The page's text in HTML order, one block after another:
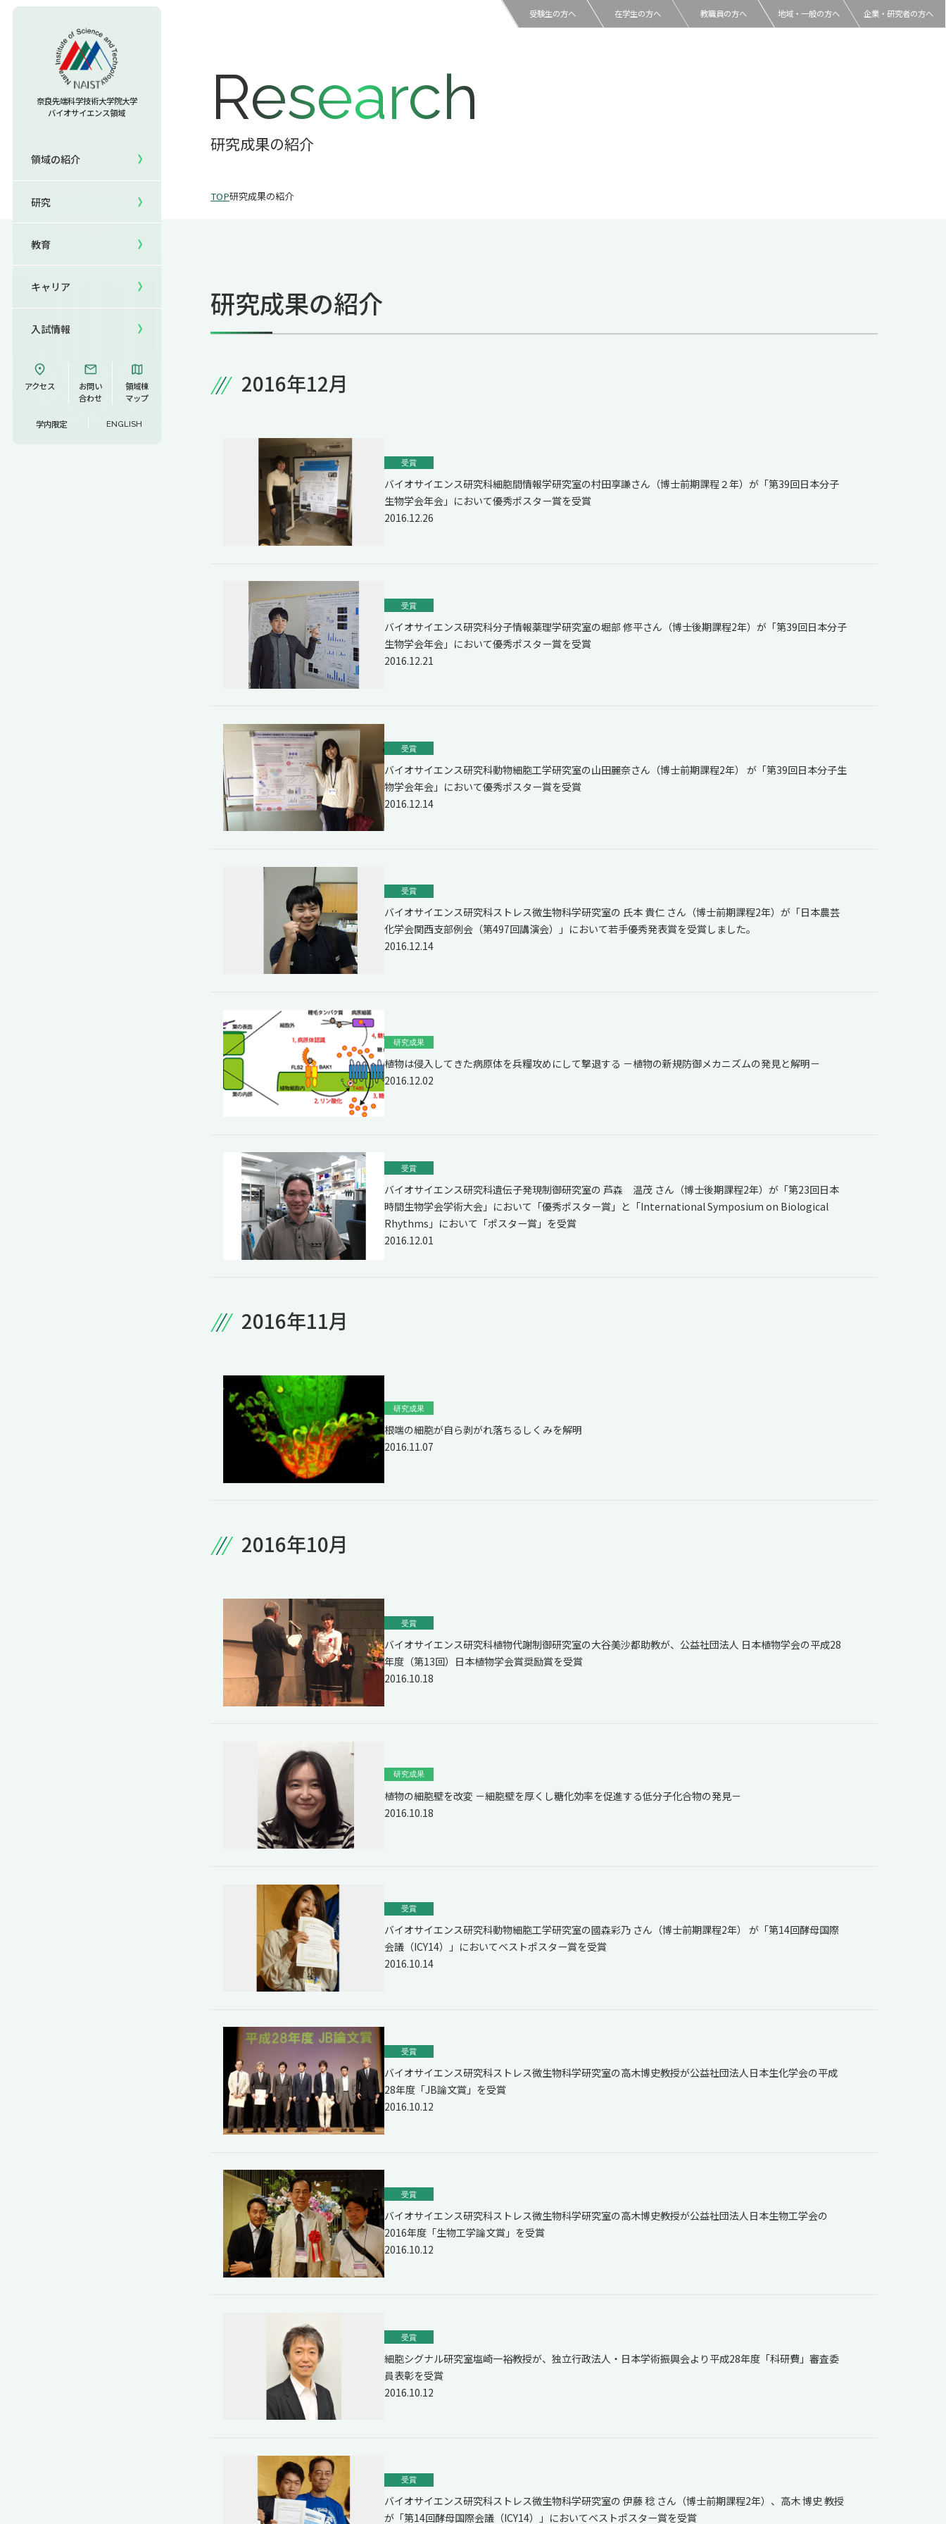
奈良先端科学技術大学院大学
バイオサイエンス領域
領域の紹介
領域長あいさつ
研究
研究TOP
教員一覧
NAIST Edge BIO
教育
研究室への配属
国際学生ワークショップ
UCDオンラインゼミナール
キャリア
就職実績
入試情報
入試情報TOP
研究＆授業
保護者の方へ
アクセス
お問い
合わせ
領域棟
マップ
学内限定 ENGLISH
受験生の方へ 在学生の方へ 教職員の方へ 地域・一般の方へ 企業・研究者の方へ
Research
研究成果の紹介
TOP研究成果の紹介
研究成果の紹介
2016年12月
受賞
バイオサイエンス研究科細胞間情報学研究室の村田享謙さん（博士前期課程２年）が「第39回日本分子
生物学会年会」において優秀ポスター賞を受賞
2016.12.26
受賞
バイオサイエンス研究科分子情報薬理学研究室の堀部 修平さん（博士後期課程2年）が「第39回日本分子
生物学会年会」において優秀ポスター賞を受賞
2016.12.21
受賞
バイオサイエンス研究科動物細胞工学研究室の山田麗奈さん（博士前期課程2年） が「第39回日本分子生
物学会年会」において優秀ポスター賞を受賞
2016.12.14
受賞
バイオサイエンス研究科ストレス微生物科学研究室の 氏本 貴仁 さん（博士前期課程2年）が「日本農芸
化学会関西支部例会（第497回講演会）」において若手優秀発表賞を受賞しました。
2016.12.14
研究成果
植物は侵入してきた病原体を兵糧攻めにして撃退する －植物の新規防御メカニズムの発見と解明－
2016.12.02
受賞
バイオサイエンス研究科遺伝子発現制御研究室の 芦森 温茂 さん（博士後期課程2年）が「第23回日本
時間生物学会学術大会」において「優秀ポスター賞」と「International Symposium on Biological
Rhythms」において「ポスター賞」を受賞
2016.12.01
2016年11月
研究成果
根端の細胞が自ら剥がれ落ちるしくみを解明
2016.11.07
2016年10月
受賞
バイオサイエンス研究科植物代謝制御研究室の大谷美沙都助教が、公益社団法人 日本植物学会の平成28
年度（第13回）日本植物学会賞奨励賞を受賞
2016.10.18
研究成果
植物の細胞壁を改変 －細胞壁を厚くし糖化効率を促進する低分子化合物の発見－
2016.10.18
受賞
バイオサイエンス研究科動物細胞工学研究室の國森彩乃 さん（博士前期課程2年） が「第14回酵母国際
会議（ICY14）」においてベストポスター賞を受賞
2016.10.14
受賞
バイオサイエンス研究科ストレス微生物科学研究室の高木博史教授が公益社団法人日本生化学会の平成
28年度「JB論文賞」を受賞
2016.10.12
受賞
バイオサイエンス研究科ストレス微生物科学研究室の高木博史教授が公益社団法人日本生物工学会の
2016年度「生物工学論文賞」を受賞
2016.10.12
受賞
細胞シグナル研究室塩崎一裕教授が、独立行政法人・日本学術振興会より平成28年度「科研費」審査委
員表彰を受賞
2016.10.12
受賞
バイオサイエンス研究科ストレス微生物科学研究室の 伊藤 稔 さん（博士前期課程2年）、高木 博史 教授
が「第14回酵母国際会議（ICY14）」においてベストポスター賞を受賞